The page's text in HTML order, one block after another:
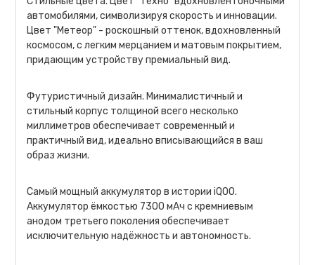
автомобилями, символизируя скорость и инновации.
Цвет "Метеор" - роскошный оттенок, вдохновленный
космосом, с легким мерцанием и матовым покрытием,
придающим устройству премиальный вид.
Футуристичный дизайн. Минималистичный и
стильный корпус толщиной всего несколько
миллиметров обеспечивает современный и
практичный вид, идеально вписывающийся в ваш
образ жизни.
Самый мощный аккумулятор в истории iQOO.
Аккумулятор ёмкостью 7300 мАч с кремниевым
анодом третьего поколения обеспечивает
исключительную надёжность и автономность.